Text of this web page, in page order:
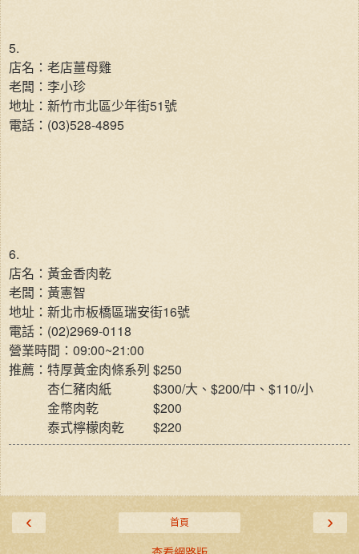
5.
店名：老店薑母雞
老闆：李小珍
地址：新竹市北區少年街51號
電話：(03)528-4895
6.
店名：黃金香肉乾
老闆：黃憲智
地址：新北市板橋區瑞安街16號
電話：(02)2969-0118
營業時間：09:00~21:00
推薦：特厚黃金肉條系列 $250
杏仁豬肉紙
$300/大、$200/中、$110/小
金幣肉乾
$200
泰式檸檬肉乾 $220
‹ ›
首頁